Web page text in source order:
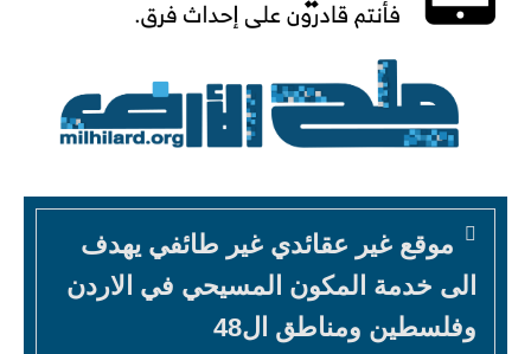
موقع غير عقائدي غير طائفي يهدف
الى خدمة المكون المسيحي في الاردن
وفلسطين ومناطق ال48